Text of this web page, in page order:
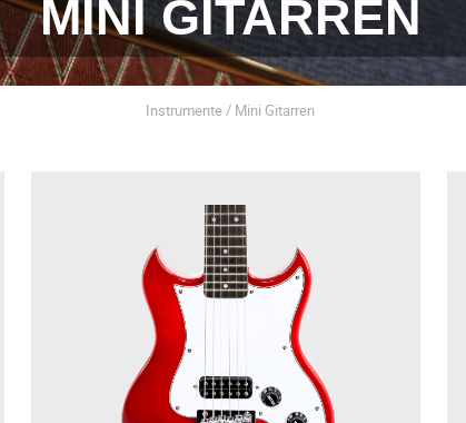
MINI GITARREN
Instrumente / Mini Gitarren